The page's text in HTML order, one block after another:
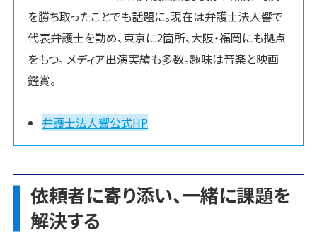
を勝ち取ったことでも話題に。現在は弁護士法人響で
代表弁護士を勤め、東京に2箇所、大阪・福岡にも拠点
をもつ。 メディア出演実績も多数。趣味は音楽と映画
鑑賞。
弁護士法人響公式HP
依頼者に寄り添い、一緒に課題を
解決する